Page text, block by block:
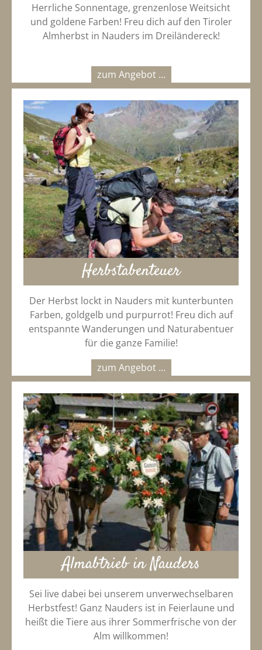
Herrliche Sonnentage, grenzenlose Weitsicht
und goldene Farben! Freu dich auf den Tiroler
Almherbst in Nauders im Dreiländereck!
zum Angebot ...
Herbstabenteuer
Der Herbst lockt in Nauders mit kunterbunten
Farben, goldgelb und purpurrot! Freu dich auf
entspannte Wanderungen und Naturabentuer
für die ganze Familie!
zum Angebot ...
Almabtrieb in Nauders
Sei live dabei bei unserem unverwechselbaren
Herbstfest! Ganz Nauders ist in Feierlaune und
heißt die Tiere aus ihrer Sommerfrische von der
Alm willkommen!